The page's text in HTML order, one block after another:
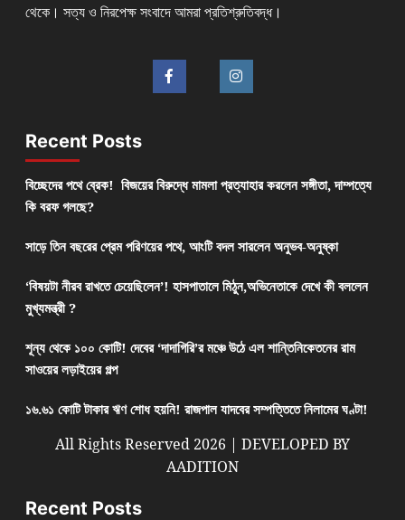
থেকে। সত্য ও নিরপেক্ষ সংবাদে আমরা প্রতিশ্রুতিবদ্ধ।
Recent Posts
বিচ্ছেদের পথে ব্রেক! বিজয়ের বিরুদ্ধে মামলা প্রত্যাহার করলেন সঙ্গীতা, দাম্পত্যে
কি বরফ গলছে?
সাড়ে তিন বছরের প্রেম পরিণয়ের পথে, আংটি বদল সারলেন অনুভব-অনুষ্কা
‘বিষয়টা নীরব রাখতে চেয়েছিলেন’! হাসপাতালে মিঠুন,অভিনেতাকে দেখে কী বললেন
মুখ্যমন্ত্রী ?
শূন্য থেকে ১০০ কোটি! দেবের ‘দাদাগিরি’র মঞ্চে উঠে এল শান্তিনিকেতনের রাম
সাওয়ের লড়াইয়ের গল্প
১৬.৬১ কোটি টাকার ঋণ শোধ হয়নি! রাজপাল যাদবের সম্পত্তিতে নিলামের ঘণ্টা!
All Rights Reserved 2026 | DEVELOPED BY
AADITION
Recent Posts